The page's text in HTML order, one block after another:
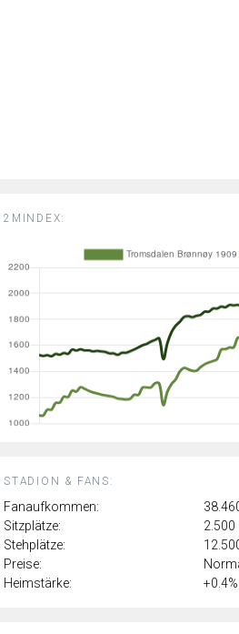
2MINDEX:
STADION & FANS:
Fanaufkommen:
Sitzplätze:
2.500
Stehplätze:
Preise:
Heimstärke:
+0.4%